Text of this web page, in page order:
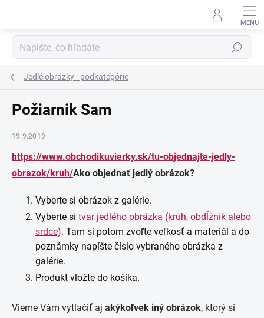
Hľadať
Jedlé obrázky - podkategórie
Požiarnik Sam
19.9.2019
https://www.obchodikuvierky.sk/tu-objednajte-jedly-
obrazok/kruh/Ako objednať jedlý obrázok?
Vyberte si obrázok z galérie.
Vyberte si tvar jedlého obrázka (kruh, obdĺžnik alebo
srdce). Tam si potom zvoľte veľkosť a materiál a do
poznámky napíšte číslo vybraného obrázka z
galérie.
Produkt vložte do košíka.
Vieme Vám vytlačiť aj akýkoľvek iný obrázok, ktorý si